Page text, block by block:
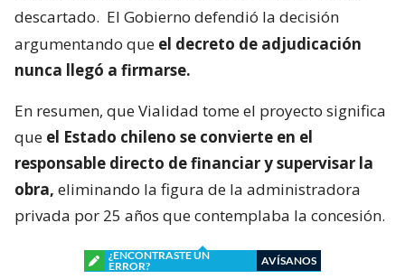
descartado. El Gobierno defendió la decisión
argumentando que el decreto de adjudicación
nunca llegó a firmarse.
En resumen, que Vialidad tome el proyecto significa
que el Estado chileno se convierte en el
responsable directo de financiar y supervisar la
obra, eliminando la figura de la administradora
privada por 25 años que contemplaba la concesión.
¿ENCONTRASTE UN
ERROR?
AVÍSANOS